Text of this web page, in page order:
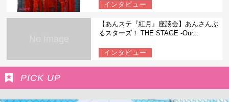
インタビュー
【あんステ『紅月』座談会】あんさんぶ
るスターズ！ THE STAGE -Our...
インタビュー
PICK UP